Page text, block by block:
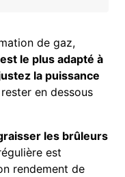
de gaz,
le plus adapté à
la puissance
en dessous
les brûleurs
est
rendement de